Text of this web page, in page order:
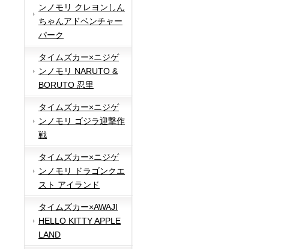
ンノモリ クレヨンしん
ちゃんアドベンチャー
パーク
タイムズカー×ニジゲ
ンノモリ NARUTO &
BORUTO 忍里
タイムズカー×ニジゲ
ンノモリ ゴジラ迎撃作
戦
タイムズカー×ニジゲ
ンノモリ ドラゴンクエ
スト アイランド
タイムズカー×AWAJI
HELLO KITTY APPLE
LAND